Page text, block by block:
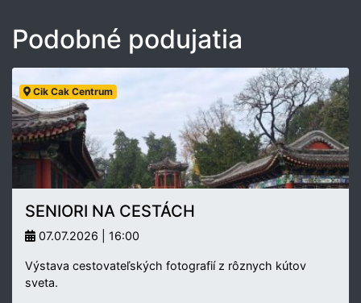
Podobné podujatia
Cik Cak Centrum
SENIORI NA CESTÁCH
07.07.2026 | 16:00
Výstava cestovateľských fotografií z rôznych kútov
sveta.